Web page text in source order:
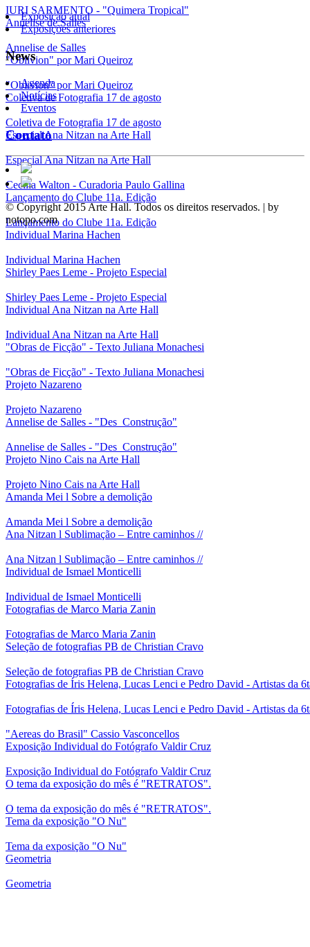
IURI SARMENTO - "Quimera Tropical"
Annelise de Salles
Annelise de Salles
"Oblivion" por Mari Queiroz
"Oblivion" por Mari Queiroz
Coletiva de Fotografia 17 de agosto
Coletiva de Fotografia 17 de agosto
Especial Ana Nitzan na Arte Hall
Especial Ana Nitzan na Arte Hall
Cecília Walton - Curadoria Paulo Gallina
Lançamento do Clube 11a. Edição
Lançamento do Clube 11a. Edição
Individual Marina Hachen
Individual Marina Hachen
Shirley Paes Leme - Projeto Especial
Shirley Paes Leme - Projeto Especial
Individual Ana Nitzan na Arte Hall
Individual Ana Nitzan na Arte Hall
"Obras de Ficção" - Texto Juliana Monachesi
"Obras de Ficção" - Texto Juliana Monachesi
Projeto Nazareno
Projeto Nazareno
Annelise de Salles - "Des_Construção"
Annelise de Salles - "Des_Construção"
Projeto Nino Cais na Arte Hall
Projeto Nino Cais na Arte Hall
Amanda Mei l Sobre a demolição
Amanda Mei l Sobre a demolição
Ana Nitzan l Sublimação – Entre caminhos //
Ana Nitzan l Sublimação – Entre caminhos //
Individual de Ismael Monticelli
Individual de Ismael Monticelli
Fotografias de Marco Maria Zanin
Fotografias de Marco Maria Zanin
Seleção de fotografias PB de Christian Cravo
Seleção de fotografias PB de Christian Cravo
Fotografias de Íris Helena, Lucas Lenci e Pedro David - Artistas da
Fotografias de Íris Helena, Lucas Lenci e Pedro David - Artistas da
"Aereas do Brasil" Cassio Vasconcellos
Exposição Individual do Fotógrafo Valdir Cruz
Exposição Individual do Fotógrafo Valdir Cruz
O tema da exposição do mês é "RETRATOS".
O tema da exposição do mês é "RETRATOS".
Tema da exposição "O Nu"
Tema da exposição "O Nu"
Geometria
Geometria
Exposição atual
Exposições anteriores
News
Agenda
Notícias
Eventos
Contato
© Copyright 2015 Arte Hall. Todos os direitos reservados. | by
notopo.com